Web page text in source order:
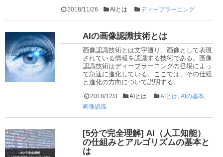
2018/11/26 AIとは ディープラーニング
AIの画像認識技術とは
画像認識技術とは文字通り、画像として表現
されている情報を認識する技術である。画像
認識技術はディープラーニングの登場によっ
て急速に進化している。ここでは、その仕組
と進化の方向について説明する。
2018/12/3 AIとは AIとは,AIの基本,
画像認識
[5分で完全理解] AI（人工知能）
の仕組みとアルゴリズムの基本と
は